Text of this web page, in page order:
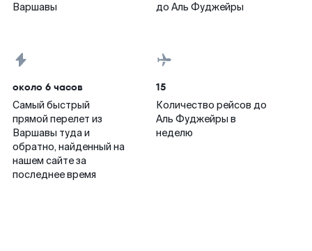
Варшавы
до Аль Фуджейры
около 6 часов
Самый быстрый
прямой перелет из
Варшавы туда и
обратно, найденный на
нашем сайте за
последнее время
15
Количество рейсов до
Аль Фуджейры в
неделю